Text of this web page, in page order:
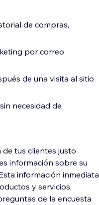
de compras,
por correo
de una visita al sitio
necesidad de
tus clientes justo
información sobre su
información inmediata
y servicios,
de la encuesta